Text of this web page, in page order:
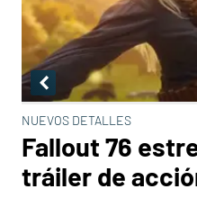
NUEVOS DETALLES
Fallout 76
tráiler de